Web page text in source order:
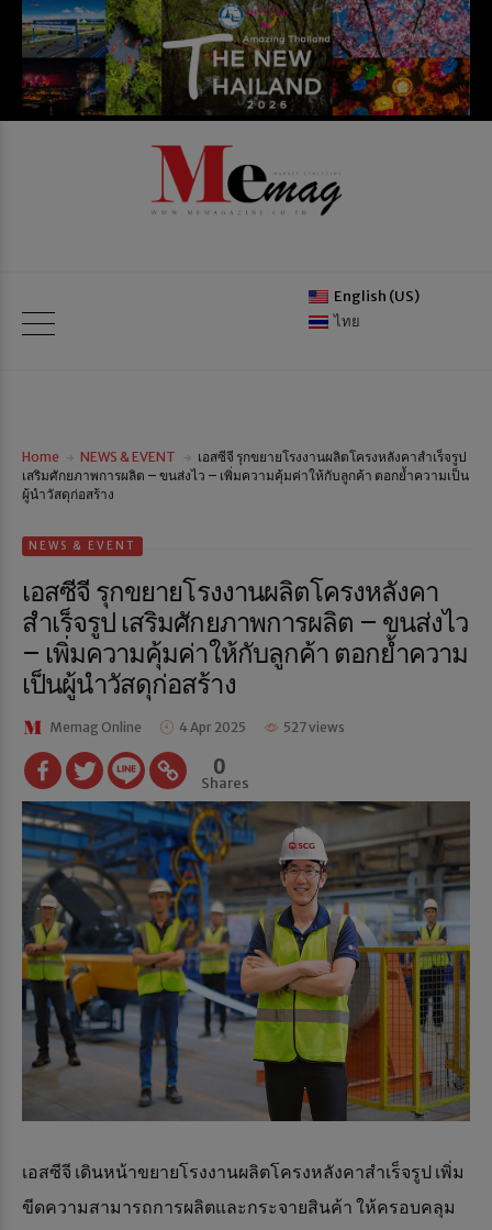
English (US)
ไทย
Home NEWS & EVENT
เอสซีจี รุกขยายโรงงานผลิตโครงหลังคาสำเร็จรูป
เสริมศักยภาพการผลิต – ขนส่งไว – เพิ่มความคุ้มค่าให้กับลูกค้า ตอกย้ำความเป็น
ผู้นำวัสดุก่อสร้าง
NEWS & EVENT
เอสซีจี รุกขยายโรงงานผลิตโครงหลังคา
สำเร็จรูป เสริมศักยภาพการผลิต – ขนส่งไว
– เพิ่มความคุ้มค่าให้กับลูกค้า ตอกย้ำความ
เป็นผู้นำวัสดุก่อสร้าง
Memag Online 4 Apr 2025 527 views
0
Shares
เอสซีจี เดินหน้าขยายโรงงานผลิตโครงหลังคาสำเร็จรูป เพิ่ม
ขีดความสามารถการผลิตและกระจายสินค้า ให้ครอบคลุม